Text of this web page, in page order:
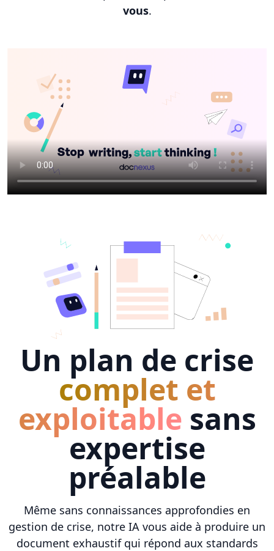
vous.
Un plan de crise
complet et
exploitable sans
expertise
préalable
Même sans connaissances approfondies en
gestion de crise, notre IA vous aide à produire un
document exhaustif qui répond aux standards